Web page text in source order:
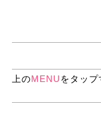
上のMENU をタップ